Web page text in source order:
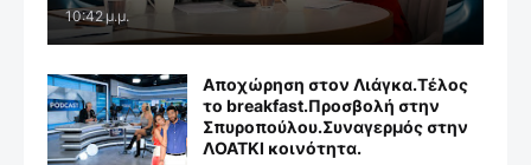
10:42 μ.μ.
Αποχώρηση στον Λιάγκα.Τέλος
το breakfast.Προσβολή στην
Σπυροπούλου.Συναγερμός στην
ΛΟΑΤΚΙ κοινότητα.